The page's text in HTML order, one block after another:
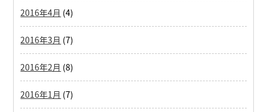
2016年4月 (4)
2016年3月 (7)
2016年2月 (8)
2016年1月 (7)